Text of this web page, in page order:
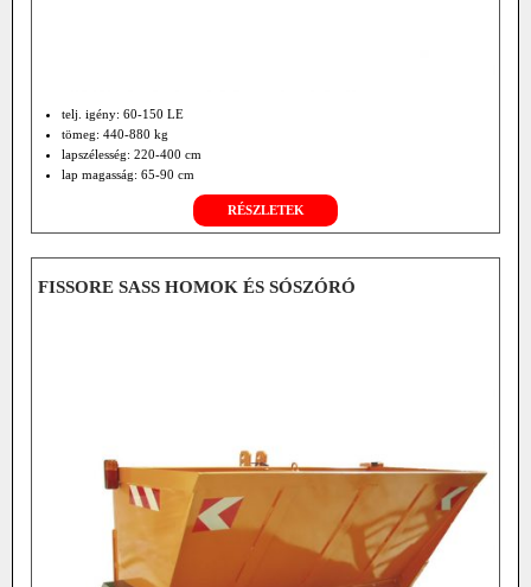
telj. igény: 60-150 LE
tömeg: 440-880 kg
lapszélesség: 220-400 cm
lap magasság: 65-90 cm
RÉSZLETEK
FISSORE SASS HOMOK ÉS SÓSZÓRÓ